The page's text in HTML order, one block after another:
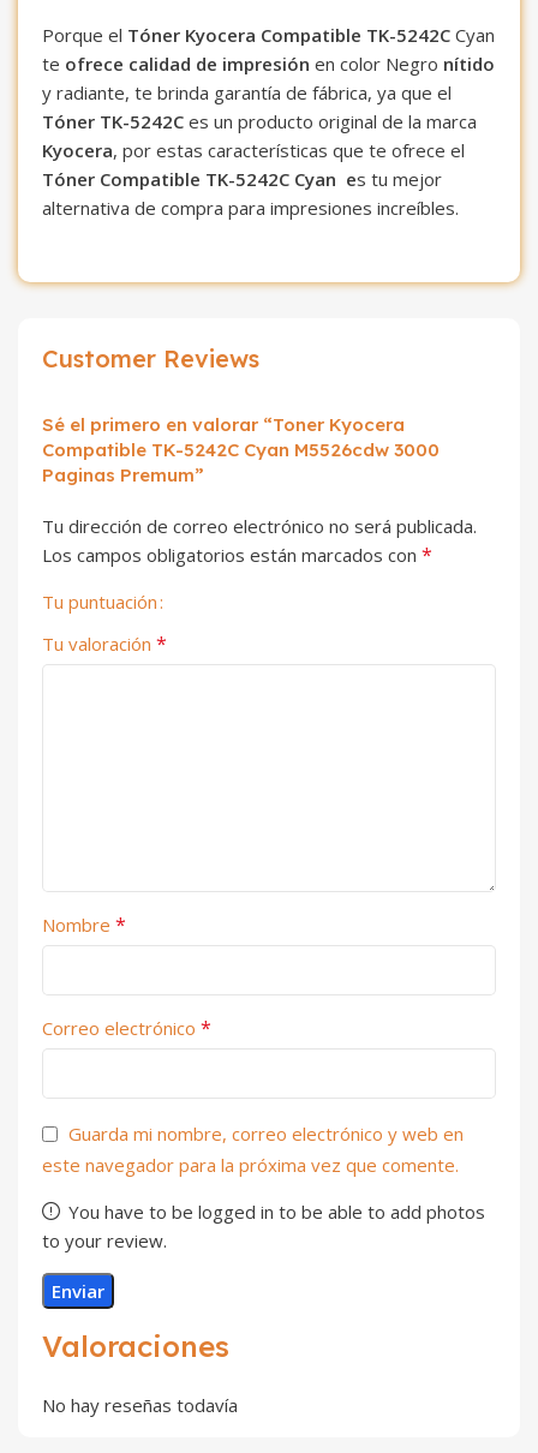
Porque el Tóner Kyocera Compatible TK-5242C Cyan
te ofrece calidad de impresión en color Negro nítido
y radiante, te brinda garantía de fábrica, ya que el
Tóner TK-5242C es un producto original de la marca
Kyocera, por estas características que te ofrece el
Tóner Compatible TK-5242C Cyan es tu mejor
alternativa de compra para impresiones increíbles.
Customer Reviews
Valoraciones
No hay reseñas todavía
Sé el primero en valorar “Toner Kyocera
Compatible TK-5242C Cyan M5526cdw 3000
Paginas Premum”
Tu dirección de correo electrónico no será publicada.
Los campos obligatorios están marcados con *
Tu puntuación
Tu valoración *
Nombre *
Correo electrónico *
Guarda mi nombre, correo electrónico y web en
este navegador para la próxima vez que comente.
You have to be logged in to be able to add photos
to your review.